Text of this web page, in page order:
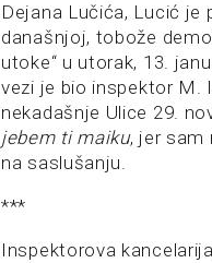
Dejana Lučića, Lucić
današnjoj, tobože
utoke“ u utorak, 13.
vezi je bio inspektor M.
nekadašnje Ulice 29.
jebem ti maiku, jer sam
na saslušanju.
***
Inspektorova